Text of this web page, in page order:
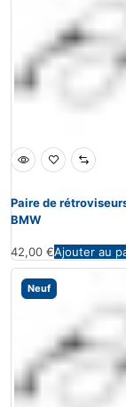
Paire de
BMW
42,00 €Ajouter au
Neuf